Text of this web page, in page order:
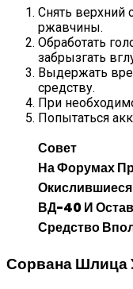
Снять верхний
ржавчины.
Обработать
забрызгать
Выдержать
средству.
При
Попытаться
Совет
На Форумах
ВД-40 И
Средство
Сорвана Шлица